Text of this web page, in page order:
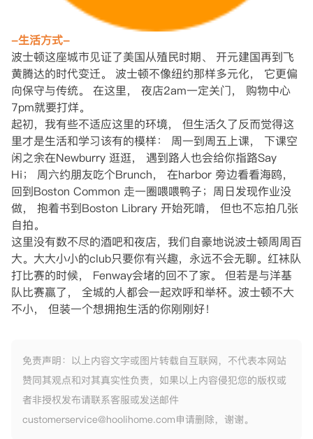
-生活方式-
波士顿这座城市见证了美国从殖民时期、 开元建国再到飞
黄腾达的时代变迁。 波士顿不像纽约那样多元化， 它更偏
向保守与传统。 在这里， 夜店2am一定关门， 购物中心
7pm就要打烊。
起初，我有些不适应这里的环境， 但生活久了反而觉得这
里才是生活和学习该有的模样： 周一到周五上课， 下课空
闲之余在Newburry 逛逛， 遇到路人也会给你指路Say
Hi； 周六约朋友吃个Brunch， 在harbor 旁边看看海鸥，
回到Boston Common 走一圈喂喂鸭子；周日发现作业没
做， 抱着书到Boston Library 开始死啃， 但也不忘拍几张
自拍。
这里没有数不尽的酒吧和夜店，我们自豪地说波士顿周周百
大。大大小小的club只要你有兴趣，永远不会无聊。红袜队
打比赛的时候， Fenway会堵的回不了家。 但若是与洋基
队比赛赢了， 全城的人都会一起欢呼和举杯。波士顿不大
不小， 但装一个想拥抱生活的你刚刚好！
免责声明：以上内容文字或图片转载自互联网，不代表本网站
赞同其观点和对其真实性负责，如果以上内容侵犯您的版权或
者非授权发布请联系客服或发送邮件
customerservice@hoolihome.com申请删除，谢谢。